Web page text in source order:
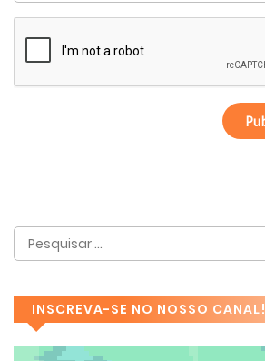
INSCREVA-SE NO NOSSO CANAL!